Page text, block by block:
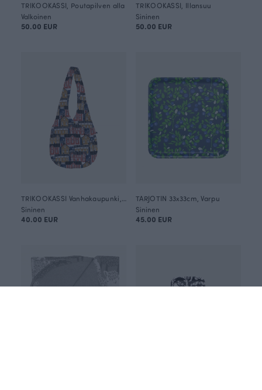
TRIKOOKASSI, Poutapilven alla
Valkoinen
50.00 EUR
TRIKOOKASSI, Illansuu
Sininen
50.00 EUR
Sininen
40.00 EUR
TARJOTIN 33x33cm, Varpu
Sininen
45.00 EUR